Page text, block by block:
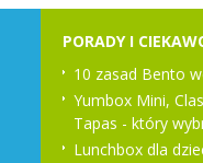
PORADY I
10 zasad Bento
Yumbox Mini,
Tapas - który
Lunchbox dla